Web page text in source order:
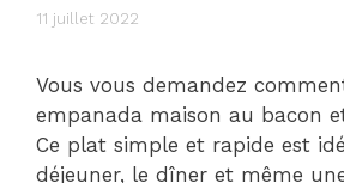
11 juillet 2022
Vous vous demandez
empanada maison au bacon
Ce plat simple et rapide est
déjeuner, le dîner et même